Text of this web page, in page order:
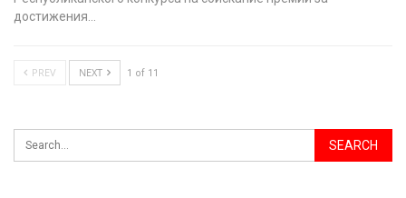
достижения…
PREV NEXT 1 of 11